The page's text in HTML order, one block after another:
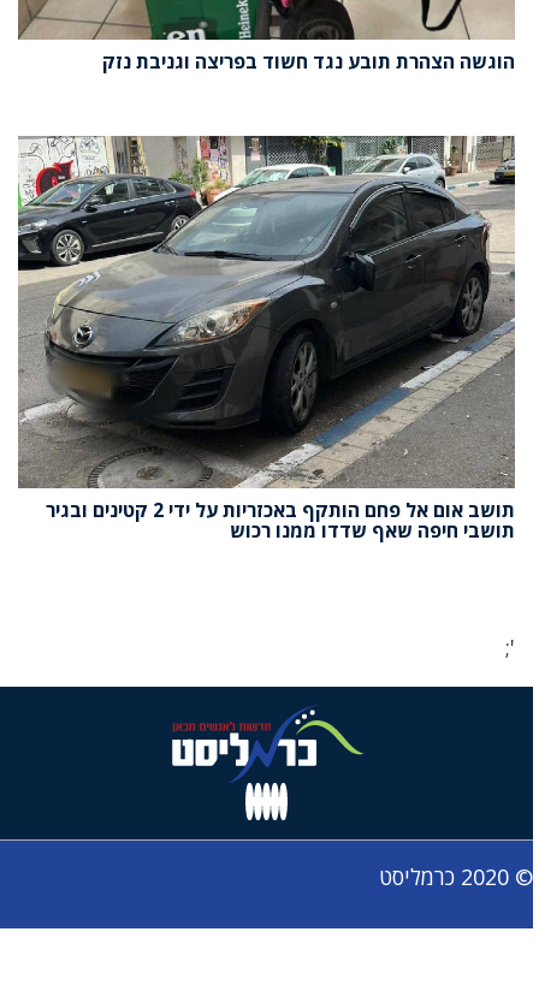
הוגשה הצהרת תובע נגד חשוד בפריצה וגניבת נזק
תושב אום אל פחם הותקף באכזריות על ידי 2 קטינים ובגיר
תושבי חיפה שאף שדדו ממנו רכוש
';
© 2020 כרמליסט